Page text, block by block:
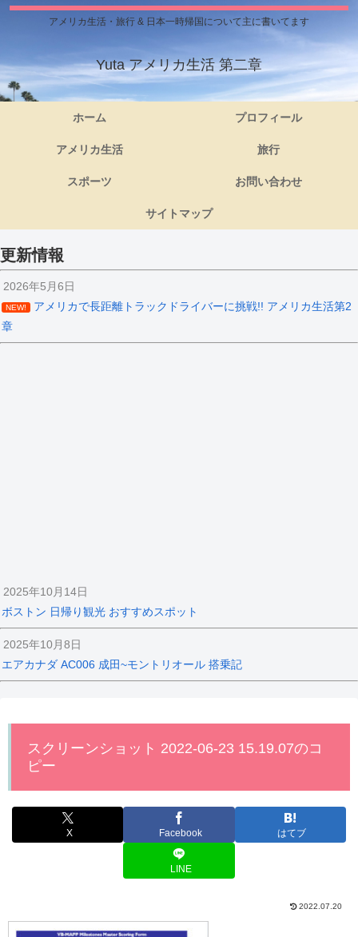
アメリカ生活・旅行 & 日本一時帰国について主に書いてます
Yuta アメリカ生活 第二章
ホーム プロフィール
アメリカ生活 旅行
スポーツ お問い合わせ
サイトマップ
更新情報
2026年5月6日
NEW!
アメリカで長距離トラックドライバーに挑戦!! アメリカ生活第2
章
2025年10月14日
ボストン 日帰り観光 おすすめスポット
2025年10月8日
エアカナダ AC006 成田~モントリオール 搭乗記
スクリーンショット 2022-06-23 15.19.07のコ
ピー
X Facebook はてブ
LINE
2022.07.20